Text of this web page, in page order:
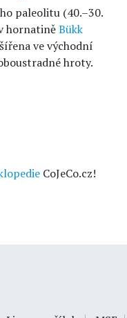
paleolitu (40.–30.
hornatiněBükk
ve východní
hroty.
CoJeCo.cz!